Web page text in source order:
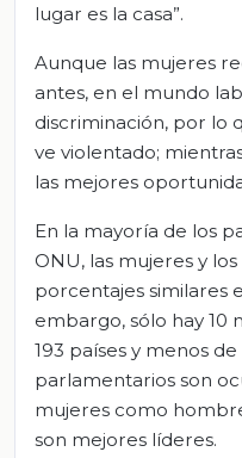
lugar es la casa”.
Aunque las mujeres
antes, en el mundo
discriminación, por lo
ve violentado;
las mejores
En la mayoría de los
ONU, las mujeres y
porcentajes similares
embargo, sólo hay 10
193 países y menos
parlamentarios son
mujeres como
son mejores líderes.